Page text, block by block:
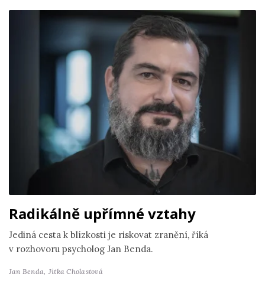
Radikálně upřímné vztahy
Jediná cesta k blízkosti je riskovat zranění, říká
v rozhovoru psycholog Jan Benda.
Jan Benda, Jitka Cholastová